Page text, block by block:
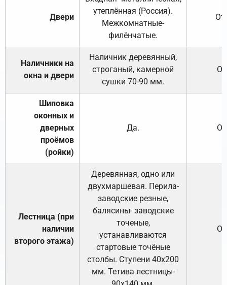
Двери
утеплённая (Россия).
Межкомнатные-
филёнчатые.
Наличники на
окна и двери
Наличник деревянный,
строганый, камерной
сушки 70-90 мм.
Шиповка
оконных и
дверных
проёмов
(ройки)
Да.
Лестница (при
наличии
второго этажа)
Деревянная, одно или
двухмаршевая. Перила-
заводские резные,
балясины- заводские
точеные,
устанавливаются
стартовые точёные
столбы. Ступени 40х200
мм. Тетива лестницы-